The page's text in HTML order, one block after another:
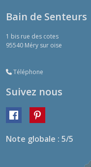
Bain de Senteurs
1 bis rue des cotes
95540 Méry sur oise
Téléphone
Suivez nous
Note globale : 5/5